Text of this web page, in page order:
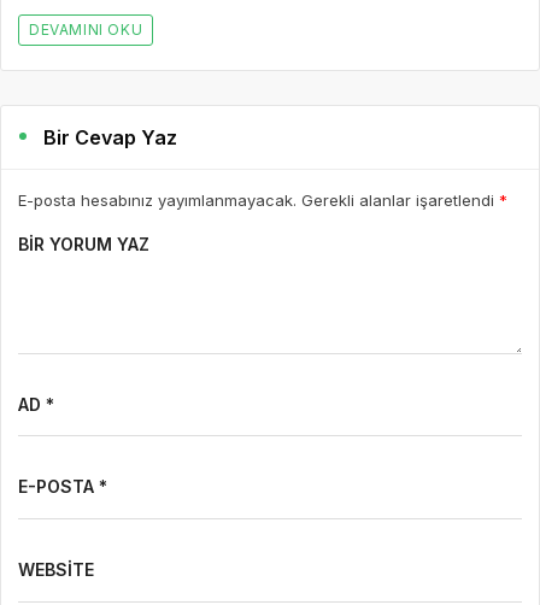
DEVAMINI OKU
Bir Cevap Yaz
E-posta hesabınız yayımlanmayacak. Gerekli alanlar işaretlendi *
BIR YORUM YAZ
AD *
E-POSTA *
WEBSITE